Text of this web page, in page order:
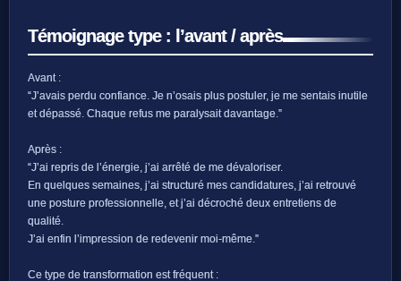
Témoignage type : l’avant / après
Avant :
“J’avais perdu confiance. Je n’osais plus postuler, je me sentais inutile
et dépassé. Chaque refus me paralysait davantage.”
Après :
“J’ai repris de l’énergie, j’ai arrêté de me dévaloriser.
En quelques semaines, j’ai structuré mes candidatures, j’ai retrouvé
une posture professionnelle, et j’ai décroché deux entretiens de
qualité.
J’ai enfin l’impression de redevenir moi-même.”
Ce type de transformation est fréquent :